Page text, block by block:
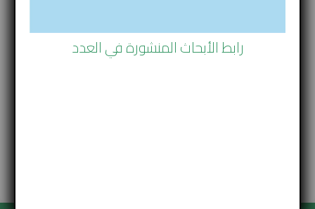
وحصلت المجلة على التصنيف الأخير التابع لمعامل التأثير
رابط الأبحاث المنشورة في العدد